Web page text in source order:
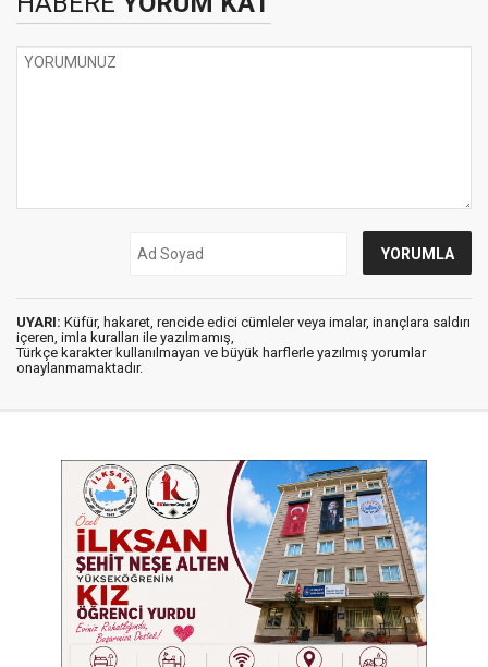
UYARI: Küfür, hakaret, rencide edici cümleler veya imalar, inançlara saldırı
içeren, imla kuralları ile yazılmamış,
Türkçe karakter kullanılmayan ve büyük harflerle yazılmış yorumlar
onaylanmamaktadır.